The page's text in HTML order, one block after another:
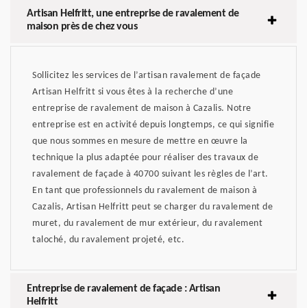
Artisan Helfritt, une entreprise de ravalement de
maison près de chez vous
Sollicitez les services de l’artisan ravalement de façade
Artisan Helfritt si vous êtes à la recherche d’une
entreprise de ravalement de maison à Cazalis. Notre
entreprise est en activité depuis longtemps, ce qui signifie
que nous sommes en mesure de mettre en œuvre la
technique la plus adaptée pour réaliser des travaux de
ravalement de façade à 40700 suivant les règles de l’art.
En tant que professionnels du ravalement de maison à
Cazalis, Artisan Helfritt peut se charger du ravalement de
muret, du ravalement de mur extérieur, du ravalement
taloché, du ravalement projeté, etc.
Entreprise de ravalement de façade : Artisan
Helfritt